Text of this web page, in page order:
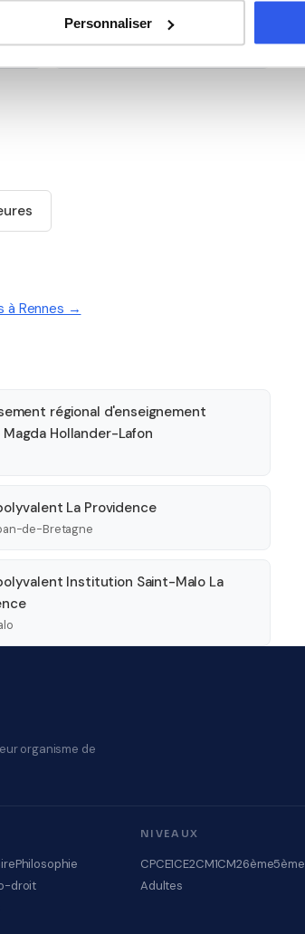
Personnaliser
Espagnol
à Rennes →
régional d'enseignement
Hollander-Lafon
La Providence
de-Bretagne
Institution Saint-Malo La
organisme de
Philosophie
droit
NIVEAUX
CPCE1CE2CM1CM26ème5ème
Adultes